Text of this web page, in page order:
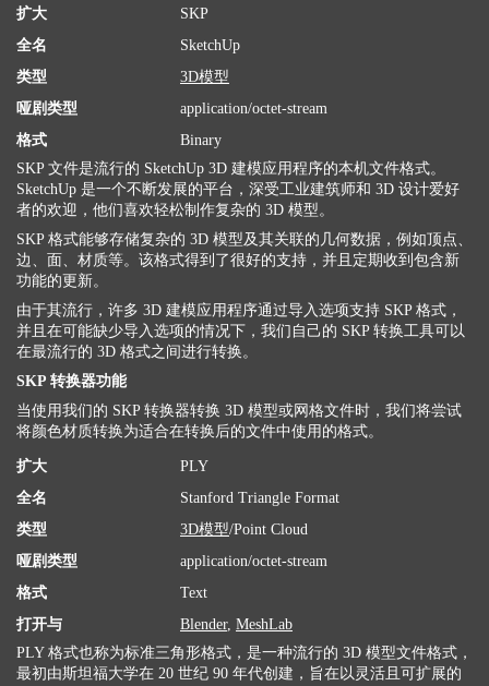
扩大
SKP
全名
SketchUp
类型
3D模型
哑剧类型
application/octet-stream
格式
Binary
SKP 文件是流行的 SketchUp 3D 建模应用程序的本机文件格式。
SketchUp 是一个不断发展的平台，深受工业建筑师和 3D 设计爱好
者的欢迎，他们喜欢轻松制作复杂的 3D 模型。
SKP 格式能够存储复杂的 3D 模型及其关联的几何数据，例如顶点、
边、面、材质等。该格式得到了很好的支持，并且定期收到包含新
功能的更新。
由于其流行，许多 3D 建模应用程序通过导入选项支持 SKP 格式，
并且在可能缺少导入选项的情况下，我们自己的 SKP 转换工具可以
在最流行的 3D 格式之间进行转换。
SKP 转换器功能
当使用我们的 SKP 转换器转换 3D 模型或网格文件时，我们将尝试
将颜色材质转换为适合在转换后的文件中使用的格式。
扩大
PLY
全名
Stanford Triangle Format
类型
3D模型/Point Cloud
哑剧类型
application/octet-stream
格式
Text
打开与
Blender, MeshLab
PLY 格式也称为标准三角形格式，是一种流行的 3D 模型文件格式，
最初由斯坦福大学在 20 世纪 90 年代创建，旨在以灵活且可扩展的